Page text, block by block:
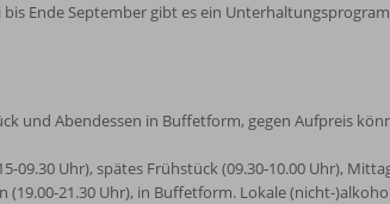
Ende September gibt es ein
und Abendessen in Buffetform, gegen Aufpreis
Uhr), spätes Frühstück (09.30-10.00 Uhr),
(19.00-21.30 Uhr), in Buffetform. Lokale (nicht-